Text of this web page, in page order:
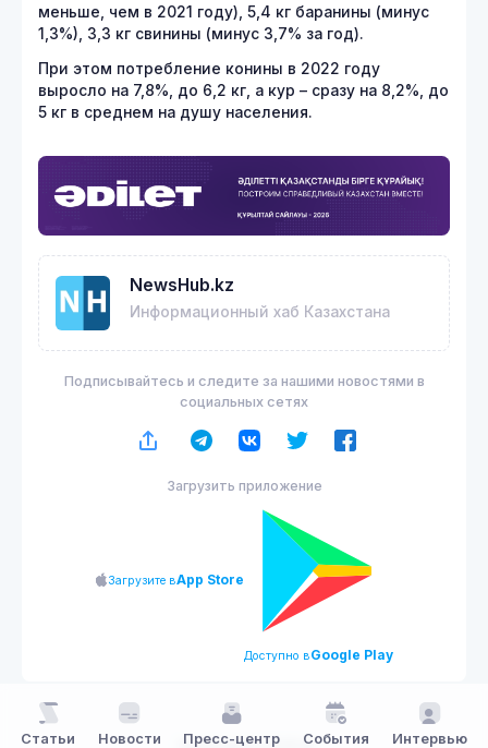
меньше, чем в 2021 году), 5,4 кг баранины (минус
1,3%), 3,3 кг свинины (минус 3,7% за год).
При этом потребление конины в 2022 году
выросло на 7,8%, до 6,2 кг, а кур – сразу на 8,2%, до
5 кг в среднем на душу населения.
NewsHub.kz
Информационный хаб Казахстана
Подписывайтесь и следите за нашими новостями в
социальных сетях
Загрузить приложение
Загрузите вApp Store
Доступно вGoogle Play
NewsHub.kz 2026 ©
Статьи Новости Пресс-центр События Интервью